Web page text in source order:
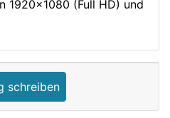
1920x1080 (Full HD) und
schreiben